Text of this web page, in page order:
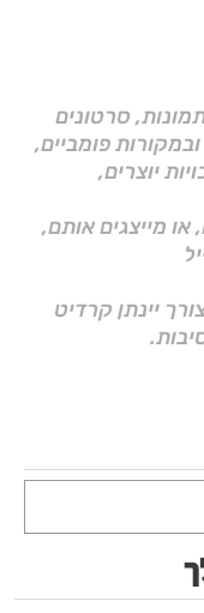
סרטונים
פומביים,
לחוק זכויות יוצרים,
מייצגים אותם,
יינתן קרדיט